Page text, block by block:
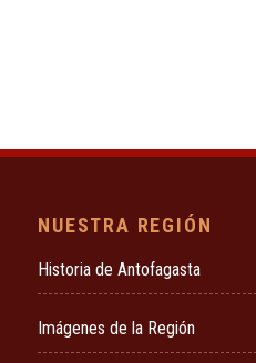
NUESTRA REGIÓN
Historia de Antofagasta
Imágenes de la Región